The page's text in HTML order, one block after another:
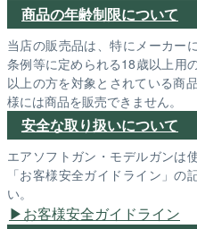
商品の年齢制限について
当店の販売品は、特にメーカー
条例等に定められる18歳以上用
以上の方を対象とされている商
様には商品を販売できません。
安全な取り扱いについて
エアソフトガン・モデルガンは
「お客様安全ガイドライン」の
い。
お客様安全ガイドライン